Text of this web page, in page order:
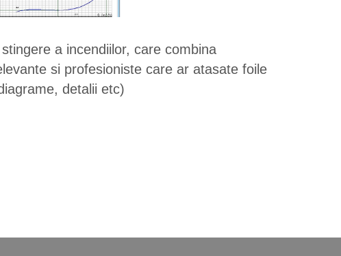
a incendiilor, care combina
si profesioniste care ar atasate foile
detalii etc)